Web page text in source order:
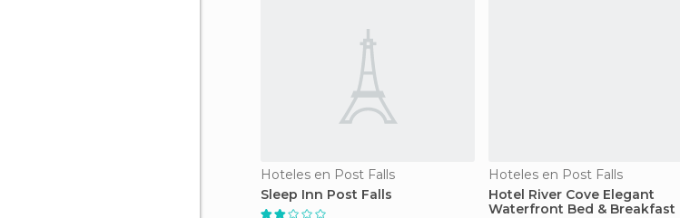
Hoteles en Post Falls
Sleep Inn Post Falls
Hoteles en Post Falls
Hotel River Cove Elegant
Waterfront Bed & Breakfast